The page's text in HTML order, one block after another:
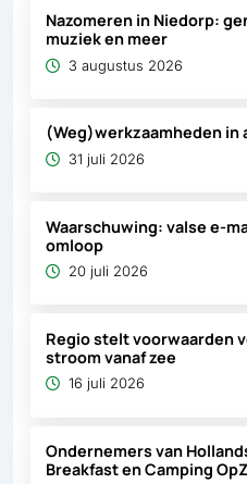
Nazomeren in Niedorp:
muziek en meer
3 augustus 2026
(Weg)werkzaamheden in
31 juli 2026
Waarschuwing: valse e-
omloop
20 juli 2026
Regio stelt voorwaarden
stroom vanaf zee
16 juli 2026
Ondernemers van
Breakfast en Camping